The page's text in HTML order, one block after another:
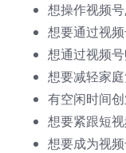
想操作视频
想要通过视
想通过视频
想要减轻家
有空闲时间
想要紧跟短
想要成为视